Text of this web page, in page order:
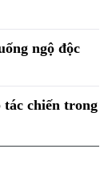
ngộ độc
chiến trong